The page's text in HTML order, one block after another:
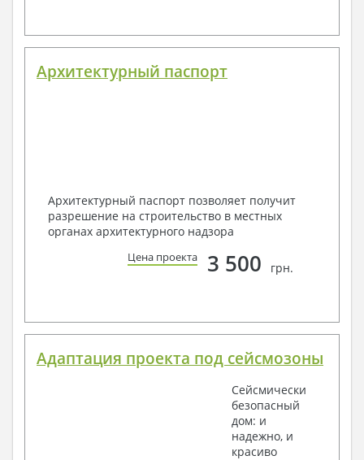
Архитектурный паспорт
Архитектурный паспорт позволяет получит
разрешение на строительство в местных
органах архитектурного надзора
Цена проекта 3 500 грн.
Адаптация проекта под сейсмозоны
Сейсмически
безопасный
дом: и
надежно, и
красиво